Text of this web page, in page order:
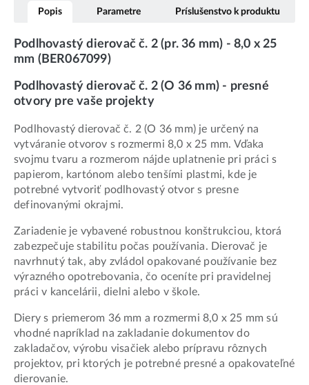
Popis Parametre Príslušenstvo k produktu
Podlhovastý dierovač č. 2 (pr. 36 mm) - 8,0 x 25
mm (BER067099)
Podlhovastý dierovač č. 2 (O 36 mm) - presné
otvory pre vaše projekty
Podlhovastý dierovač č. 2 (O 36 mm) je určený na
vytváranie otvorov s rozmermi 8,0 x 25 mm. Vďaka
svojmu tvaru a rozmerom nájde uplatnenie pri práci s
papierom, kartónom alebo tenšími plastmi, kde je
potrebné vytvoriť podlhovastý otvor s presne
definovanými okrajmi.
Zariadenie je vybavené robustnou konštrukciou, ktorá
zabezpečuje stabilitu počas používania. Dierovač je
navrhnutý tak, aby zvládol opakované používanie bez
výrazného opotrebovania, čo oceníte pri pravidelnej
práci v kancelárii, dielni alebo v škole.
Diery s priemerom 36 mm a rozmermi 8,0 x 25 mm sú
vhodné napríklad na zakladanie dokumentov do
zakladačov, výrobu visačiek alebo prípravu rôznych
projektov, pri ktorých je potrebné presné a opakovateľné
dierovanie.